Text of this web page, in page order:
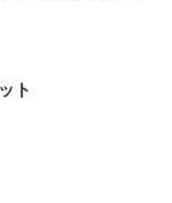
ト